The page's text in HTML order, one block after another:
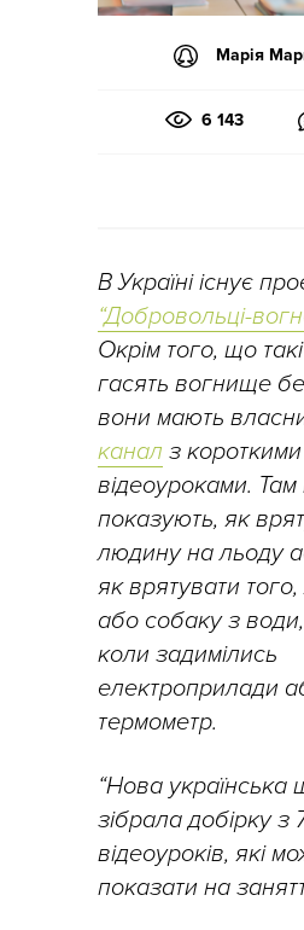
Марія
6 143
В Україні існує
“Добровольці-
Окрім того, що
гасять вогнище
вони мають
канал з короткими
відеоуроками.
показують, як
людину на льоду
як врятувати того,
або собаку з
коли задимілись
електроприлади
термометр.
“Нова українська
зібрала добірку з
відеоуроків, які
показати на